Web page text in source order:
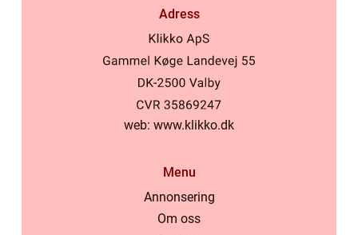
Adress
web: www.klikko.dk
Menu
Annonsering
Om oss